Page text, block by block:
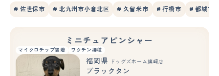
# 佐世保市 # 北九州市小倉北区 # 久留米市 # 行橋市 # 都城市
ミニチュアピンシャー
マイクロチップ装着 ワクチン接種
福岡県 ドッグズホーム旗崎店
ブラックタン